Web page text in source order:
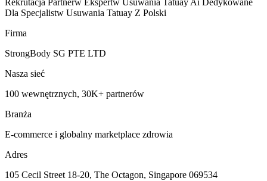
Rekrutacja Partnerw Ekspertw Usuwania Tatuay Ai Dedykowane
Dla Specjalistw Usuwania Tatuay Z Polski
Firma
StrongBody SG PTE LTD
Nasza sieć
100 wewnętrznych, 30K+ partnerów
Branża
E-commerce i globalny marketplace zdrowia
Adres
105 Cecil Street 18-20, The Octagon, Singapore 069534